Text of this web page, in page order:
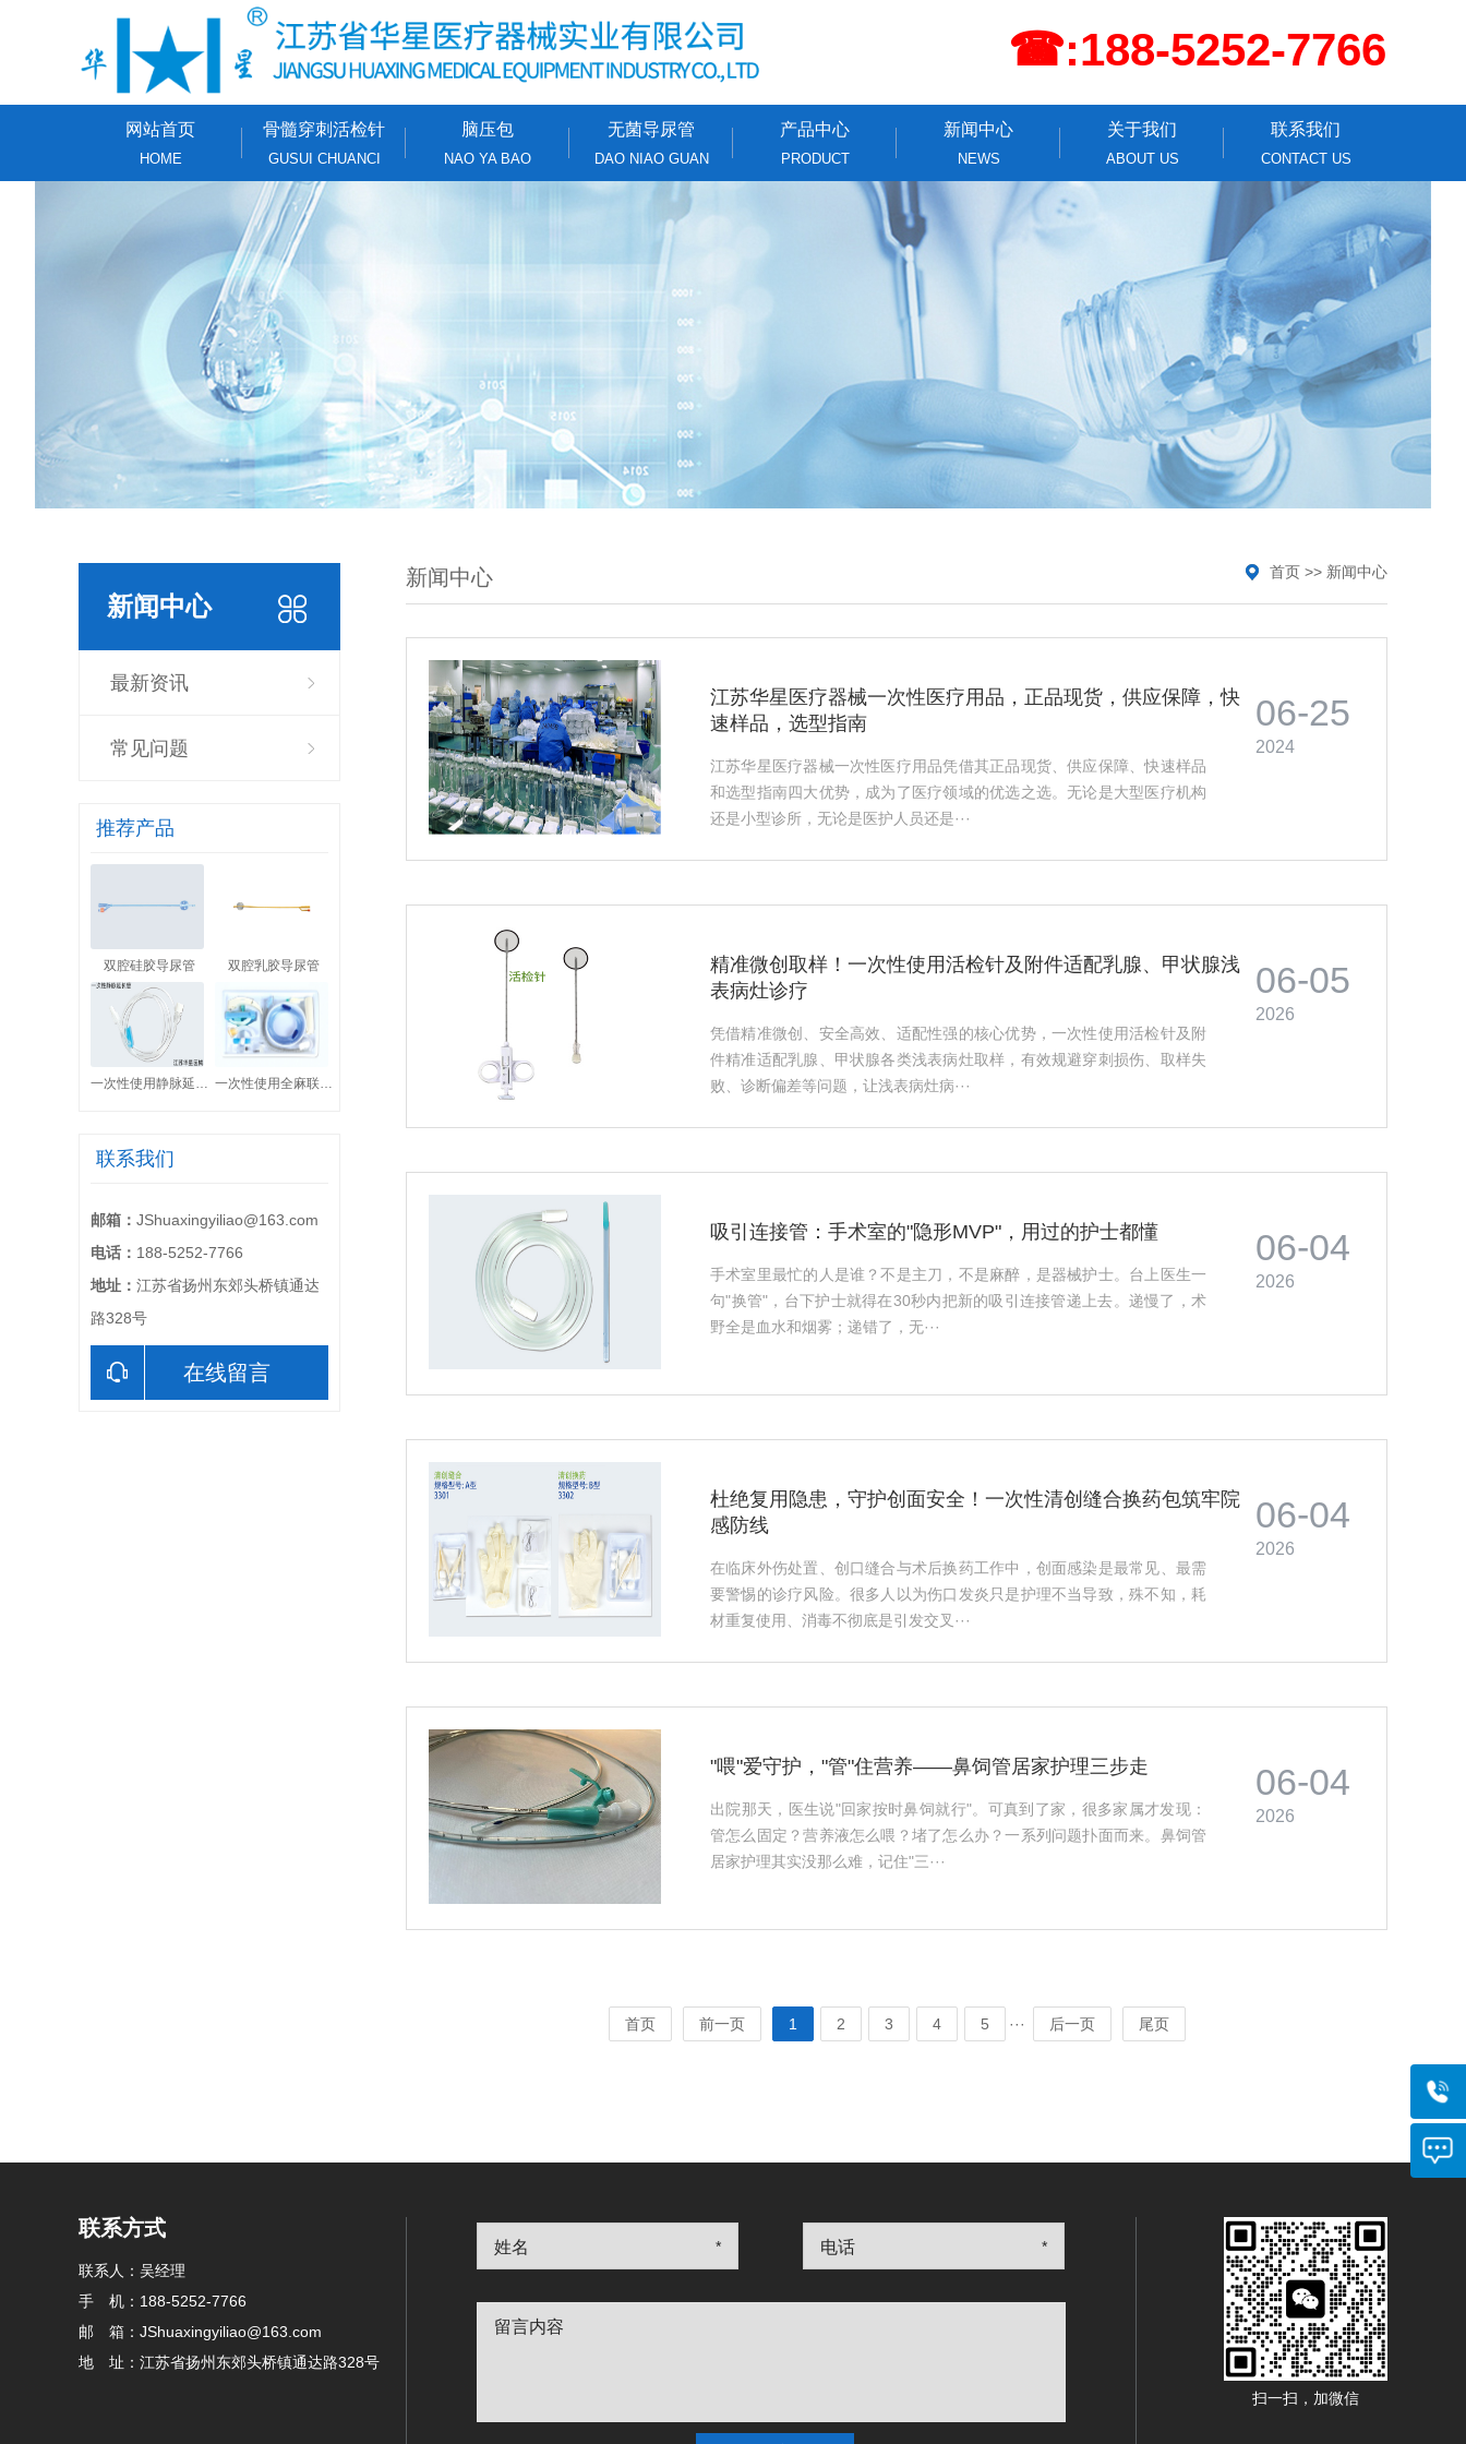
☎:188-5252-7766
网站首页
HOME
骨髓穿刺活检针
GUSUI CHUANCI
脑压包
NAO YA BAO
无菌导尿管
DAO NIAO GUAN
产品中心
PRODUCT
新闻中心
NEWS
关于我们
ABOUT US
联系我们
CONTACT US
新闻中心
最新资讯
常见问题
推荐产品
双腔硅胶导尿管 双腔乳胶导尿管
一次性使用静脉延长管 一次性使用全麻联合套件
联系我们
邮箱： JShuaxingyiliao@163.com
电话： 188-5252-7766
地址： 江苏省扬州东郊头桥镇通达
路328号
在线留言
首页 >> 新闻中心
新闻中心
06-25
2024
江苏华星医疗器械一次性医疗用品，正品现货，供应保障，快
速样品，选型指南
江苏华星医疗器械一次性医疗用品凭借其正品现货、供应保障、快速样品
和选型指南四大优势，成为了医疗领域的优选之选。无论是大型医疗机构
还是小型诊所，无论是医护人员还是···
06-05
2026
精准微创取样！一次性使用活检针及附件适配乳腺、甲状腺浅
表病灶诊疗
凭借精准微创、安全高效、适配性强的核心优势，一次性使用活检针及附
件精准适配乳腺、甲状腺各类浅表病灶取样，有效规避穿刺损伤、取样失
败、诊断偏差等问题，让浅表病灶病···
06-04
2026
吸引连接管：手术室的"隐形MVP"，用过的护士都懂
手术室里最忙的人是谁？不是主刀，不是麻醉，是器械护士。台上医生一
句"换管"，台下护士就得在30秒内把新的吸引连接管递上去。递慢了，术
野全是血水和烟雾；递错了，无···
06-04
2026
杜绝复用隐患，守护创面安全！一次性清创缝合换药包筑牢院
感防线
在临床外伤处置、创口缝合与术后换药工作中，创面感染是最常见、最需
要警惕的诊疗风险。很多人以为伤口发炎只是护理不当导致，殊不知，耗
材重复使用、消毒不彻底是引发交叉···
06-04
2026
"喂"爱守护，"管"住营养——鼻饲管居家护理三步走
出院那天，医生说"回家按时鼻饲就行"。可真到了家，很多家属才发现：
管怎么固定？营养液怎么喂？堵了怎么办？一系列问题扑面而来。鼻饲管
居家护理其实没那么难，记住"三···
首页 前一页 1 2 3 4 5 ··· 后一页 尾页
联系方式
联系人：吴经理
手 机：188-5252-7766
邮 箱：JShuaxingyiliao@163.com
地 址：江苏省扬州东郊头桥镇通达路328号
姓名 * 电话 *
留言内容
扫一扫，加微信